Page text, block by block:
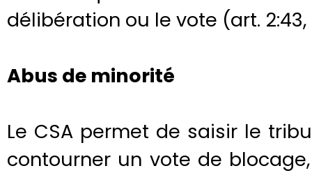
délibération ou le vote (art. 2:43,
Abus de minorité
Le CSA permet de saisir le
contourner un vote de